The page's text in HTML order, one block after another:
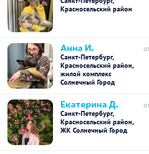
Красносельский район
Анна И.
Санкт-Петербург,
Красносельский район,
жилой комплекс
Солнечный Город
Екатерина Д.
Санкт-Петербург,
Красносельский район,
ЖК Солнечный Город